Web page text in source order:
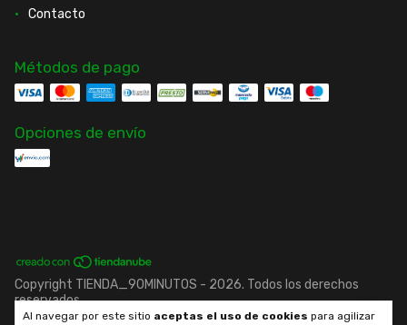
Al navegar por este sitio aceptas el uso de cookies para agilizar
Contacto
Métodos de pago
Opciones de envío
Copyright TIENDA_90MINUTOS - 2026. Todos los derechos
reservados.